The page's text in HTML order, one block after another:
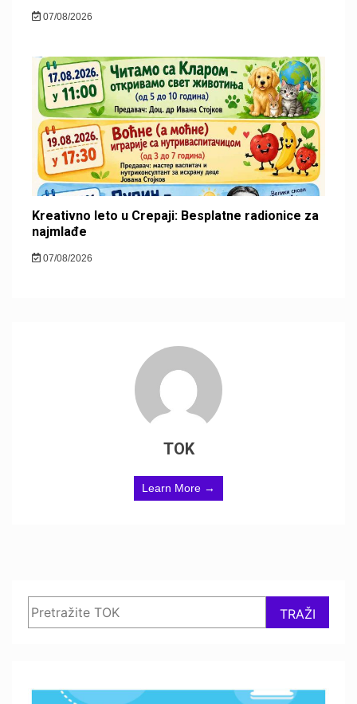
07/08/2026
Kreativno leto u Crepaji: Besplatne radionice za
najmlađe
07/08/2026
TOK
Learn More →
TRAŽI